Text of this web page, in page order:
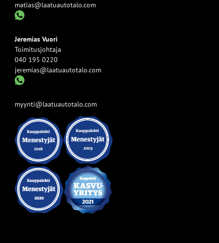
matias@laatuautotalo.com
Jeremias Vuori
Toimitusjohtaja
040 195 0220
jeremias@laatuautotalo.com
myynti@laatuautotalo.com